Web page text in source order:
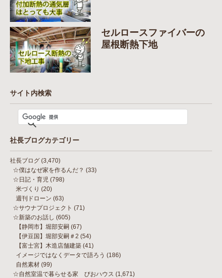
セルロースファイバーの
屋根断熱下地
サイト内検索
社長ブログカテゴリー
社長ブログ (3,470)
☆僕はなぜ家を作るんだ？ (33)
☆日記・育児 (798)
米づくり (20)
週刊ドローン (63)
☆サウナプロジェクト (71)
☆新築のお話し (605)
【静岡市】堀部安嗣 (67)
【伊豆国】堀部安嗣＃2 (54)
【富士宮】木造店舗建築 (41)
イメージではなくデータで語ろう (186)
自然素材 (99)
☆自然室温で暮らせる家 びおハウス (1,671)